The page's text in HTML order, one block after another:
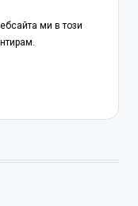
ми в този